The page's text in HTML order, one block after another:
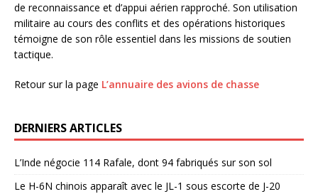
de reconnaissance et d’appui aérien rapproché. Son utilisation
militaire au cours des conflits et des opérations historiques
témoigne de son rôle essentiel dans les missions de soutien
tactique.
Retour sur la page L’annuaire des avions de chasse
DERNIERS ARTICLES
L’Inde négocie 114 Rafale, dont 94 fabriqués sur son sol
Le H-6N chinois apparaît avec le JL-1 sous escorte de J-20